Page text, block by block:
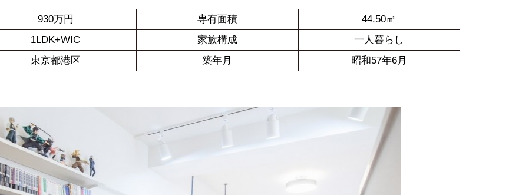
930万円
1LDK+WIC
東京都港区
専有面積
44.50㎡
家族構成
一人暮らし
築年月
昭和57年6月